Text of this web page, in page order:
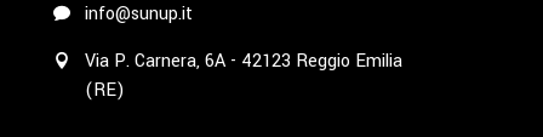
info@sunup.it
Via P. Carnera, 6A - 42123 Reggio Emilia
(RE)